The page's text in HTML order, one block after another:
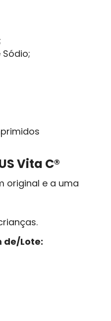
Vita C®
original e a uma
de/Lote: